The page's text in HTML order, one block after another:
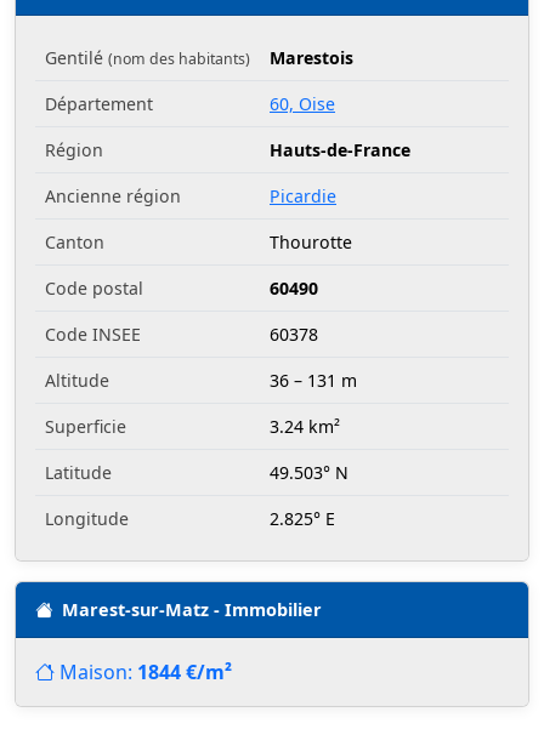
Gentilé (nom des habitants)
Marestois
Département
60, Oise
Région
Hauts-de-France
Ancienne région
Picardie
Canton
Thourotte
Code postal
60490
Code INSEE
60378
Altitude
36 – 131 m
Superficie
3.24 km²
Latitude
49.503° N
Longitude
2.825° E
Marest-sur-Matz - Immobilier
Maison: 1844 €/m²